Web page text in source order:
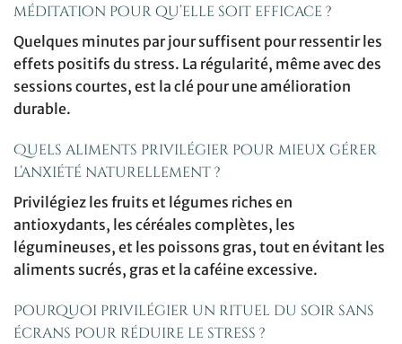
méditation pour qu’elle soit efficace ?
Quelques minutes par jour suffisent pour ressentir les
effets positifs du stress. La régularité, même avec des
sessions courtes, est la clé pour une amélioration
durable.
Quels aliments privilégier pour mieux gérer
l’anxiété naturellement ?
Privilégiez les fruits et légumes riches en
antioxydants, les céréales complètes, les
légumineuses, et les poissons gras, tout en évitant les
aliments sucrés, gras et la caféine excessive.
Pourquoi privilégier un rituel du soir sans
écrans pour réduire le stress ?